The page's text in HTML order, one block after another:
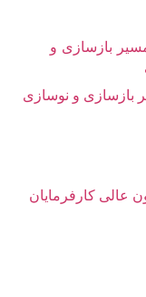
بازسازی و نوسازی
عالی کارفرمایان